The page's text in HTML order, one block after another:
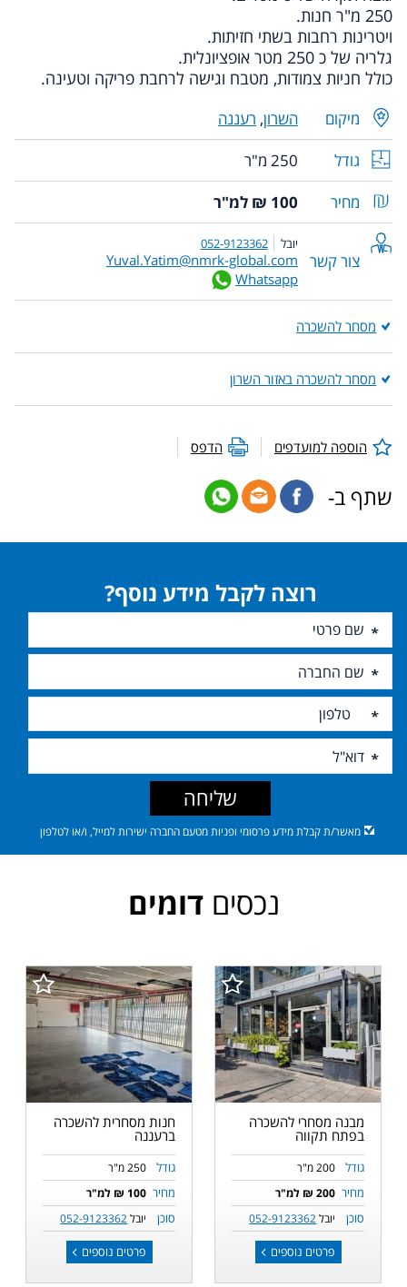
250 מ"ר חנות.
ויטרינות רחבות בשתי חזיתות.
גלריה של כ 250 מטר אופציונלית.
כולל חניות צמודות, מטבח וגישה לרחבת פריקה וטעינה.
מיקום השרון, רעננה
גודל
250 מ"ר
מחיר
100 ₪ למ"ר
צור קשר
יובל 052-9123362
Yuval.Yatim@nmrk-global.com
Whatsapp
מסחר להשכרה
מסחר להשכרה באזור השרון
הוספה למועדפים הדפס
שתף ב-
רוצה לקבל מידע נוסף?
מאשר/ת קבלת מידע פרסומי ופניות מטעם החברה ישירות למייל, ו/או לטלפון
שליחה
נכסיםדומים
מבנה מסחרי להשכרה
בפתח תקווה
גודל 200 מ"ר
מחיר 200 ₪ למ"ר
סוכן יובל052-9123362
פרטים נוספים
חנות מסחרית להשכרה
ברעננה
גודל 250 מ"ר
מחיר 100 ₪ למ"ר
סוכן יובל052-9123362
פרטים נוספים